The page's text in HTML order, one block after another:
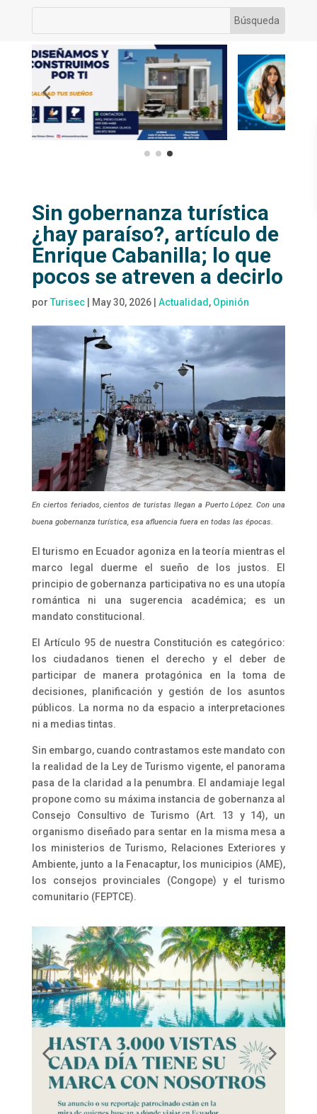
Sin gobernanza turística
¿hay paraíso?, artículo de
Enrique Cabanilla; lo que
pocos se atreven a decirlo
por Turisec| May 30, 2026| Actualidad , Opinión
En ciertos feriados, cientos de turistas llegan a Puerto López. Con una
buena gobernanza turística, esa afluencia fuera en todas las épocas.
El turismo en Ecuador agoniza en la teoría mientras el
marco legal duerme el sueño de los justos. El
principio de gobernanza participativa no es una utopía
romántica ni una sugerencia académica; es un
mandato constitucional.
El Artículo 95 de nuestra Constitución es categórico:
los ciudadanos tienen el derecho y el deber de
participar de manera protagónica en la toma de
decisiones, planificación y gestión de los asuntos
públicos. La norma no da espacio a interpretaciones
ni a medias tintas.
Sin embargo, cuando contrastamos este mandato con
la realidad de la Ley de Turismo vigente, el panorama
pasa de la claridad a la penumbra. El andamiaje legal
propone como su máxima instancia de gobernanza al
Consejo Consultivo de Turismo (Art. 13 y 14), un
organismo diseñado para sentar en la misma mesa a
los ministerios de Turismo, Relaciones Exteriores y
Ambiente, junto a la Fenacaptur, los municipios (AME),
los consejos provinciales (Congope) y el turismo
comunitario (FEPTCE).